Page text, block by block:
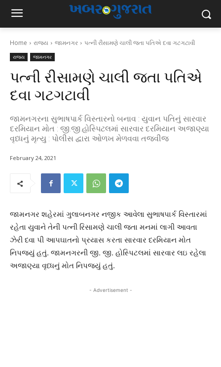
Home રાજ્ય જામનગર પત્ની રીસામણે ચાલી જતા પતિએ દવા ગટગટાવી
રાજ્ય જામનગર
પત્ની રીસામણે ચાલી જતા પતિએ
દવા ગટગટાવી
જામનગરના સુભાષપાર્ક વિસ્તારનો બનાવ : યુવાન પતિનું સારવાર
દરમિયાન મોત : જી.જી.હોસ્પિટલમાં સારવાર દરમિયાન અજાણ્યા
વૃધ્ધનું મૃત્યુ : પોલીસ દ્વારા ઓળખ મેળવવા તજવીજ
February 24, 2021
જામનગર શહેરમાં ગુલાબનગર નજીક આવેલા સુભાષપાર્ક વિસ્તારમાં
રહેતા યુવાને તેની પત્ની રિસામણે ચાલી જતા મનમાં લાગી આવતા
ઝેરી દવા પી આપઘાતનો પ્રયાસ કરતા સારવાર દરમિયાન મોત
નિપજ્યું હતું. જામનગરની જી. જી. હોસ્પિટલમાં સારવાર લઇ રહેલા
અજાણ્યા વૃધ્ધનું મોત નિપજ્યું હતું.
- Advertisement -